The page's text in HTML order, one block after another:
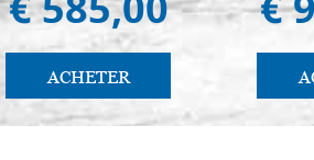
€ 585,00
ACHETER
€